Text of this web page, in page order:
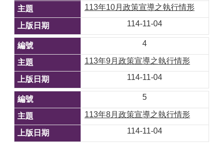
113年10月政策宣導之執行情形
114-11-04
4
113年9月政策宣導之執行情形
114-11-04
5
113年8月政策宣導之執行情形
114-11-04